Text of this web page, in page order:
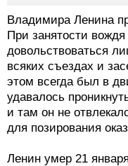
Владимира Ленина
При занятости
довольствоваться
всяких съездах и
этом всегда был в
удавалось
и там он не
для позирования
Ленин умер 21